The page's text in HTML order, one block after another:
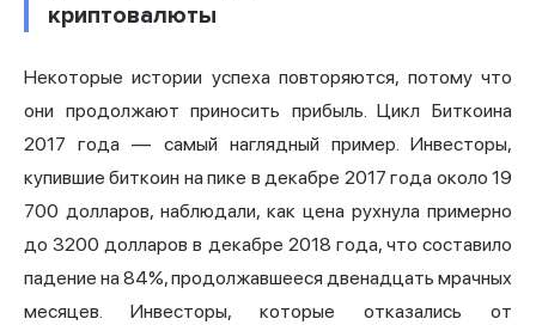
криптовалюты
Некоторые истории успеха повторяются, потому что
они продолжают приносить прибыль. Цикл Биткоина
2017 года — самый наглядный пример. Инвесторы,
купившие биткоин на пике в декабре 2017 года около 19
700 долларов, наблюдали, как цена рухнула примерно
до 3200 долларов в декабре 2018 года, что составило
падение на 84%, продолжавшееся двенадцать мрачных
месяцев. Инвесторы, которые отказались от